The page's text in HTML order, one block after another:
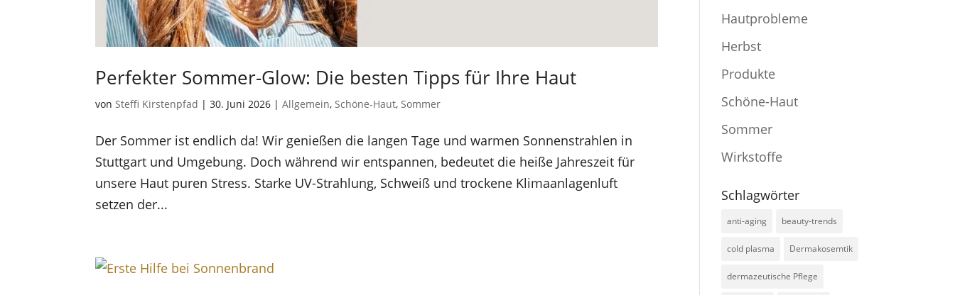
Perfekter Sommer-Glow: Die besten Tipps für Ihre Haut
von Steffi Kirstenpfad |30. Juni 2026 |Allgemein, Schöne-Haut, Sommer
Der Sommer ist endlich da! Wir genießen die langen Tage und warmen Sonnenstrahlen in
Stuttgart und Umgebung. Doch während wir entspannen, bedeutet die heiße Jahreszeit für
unsere Haut puren Stress. Starke UV-Strahlung, Schweiß und trockene Klimaanlagenluft
setzen der...
Hautprobleme
Herbst
Produkte
Schöne-Haut
Sommer
Wirkstoffe
Schlagwörter
anti-aging beauty-trends
cold plasma Dermakosemtik
dermazeutische Pflege